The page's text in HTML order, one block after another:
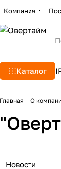
Компания
Каталог
Главная О
Новости